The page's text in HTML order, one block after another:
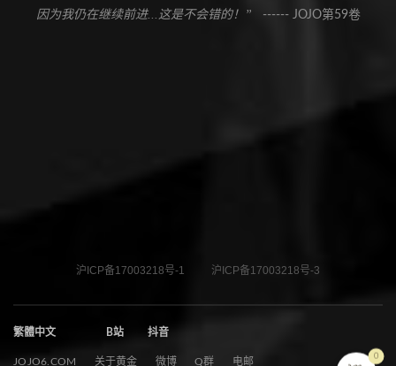
因为我仍在继续前进...这是不会错的！”
------ JOJO第59卷
沪ICP备17003218号-1 沪ICP备17003218号-3
繁體中文 B站 抖音
JOJO6.COM 关于黄金 微博 Q群 电邮
0